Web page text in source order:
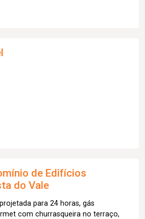
de Edifícios
do Vale
para 24 horas, gás
com churrasqueira no terraço,